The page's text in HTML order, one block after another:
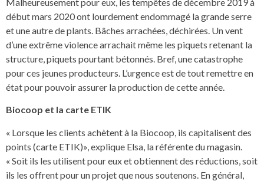
début mars 2020 ont lourdement endommagé la grande serre
et une autre de plants. Bâches arrachées, déchirées. Un vent
d’une extrême violence arrachait même les piquets retenant la
structure, piquets pourtant bétonnés. Bref, une catastrophe
pour ces jeunes producteurs. L’urgence est de tout remettre en
état pour pouvoir assurer la production de cette année.
Biocoop et la carte ETIK
« Lorsque les clients achètent à la Biocoop, ils capitalisent des
points (carte ETIK)», explique Elsa, la référente du magasin.
« Soit ils les utilisent pour eux et obtiennent des réductions, soit
ils les offrent pour un projet que nous soutenons. En général,